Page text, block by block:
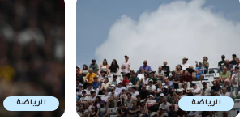
الرياضة الرياضة